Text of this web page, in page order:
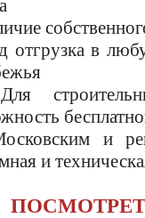
в
и
и